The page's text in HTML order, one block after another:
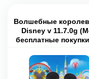
Волшебные
Disney v 11.7.0g
бесплатные